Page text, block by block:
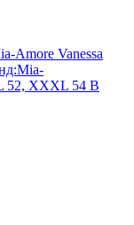
Amore Vanessa
Mia-
52, XXXL 54 В